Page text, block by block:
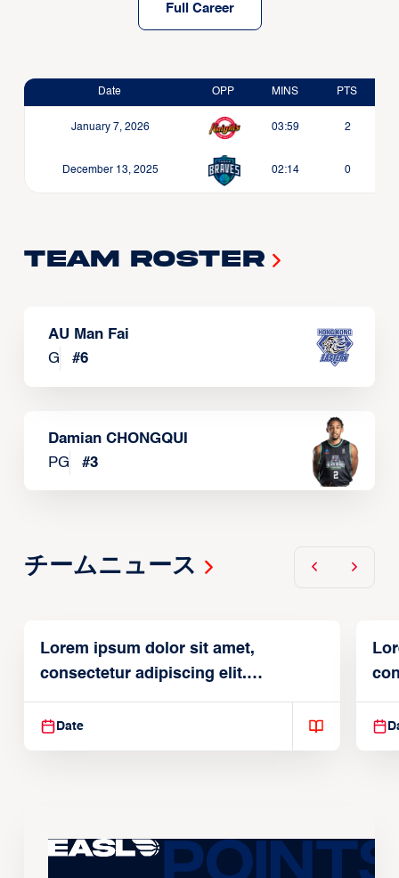
Full Career
Date OPP MINS PTS
January 7, 2026 03:59 2
December 13, 2025 02:14 0
Team Roster
AU Man Fai
G
#6
Damian CHONGQUI
PG
#3
チームニュース
Lorem ipsum dolor sit amet,
consectetur adipiscing elit.
Suspendisse varius enim in
Date